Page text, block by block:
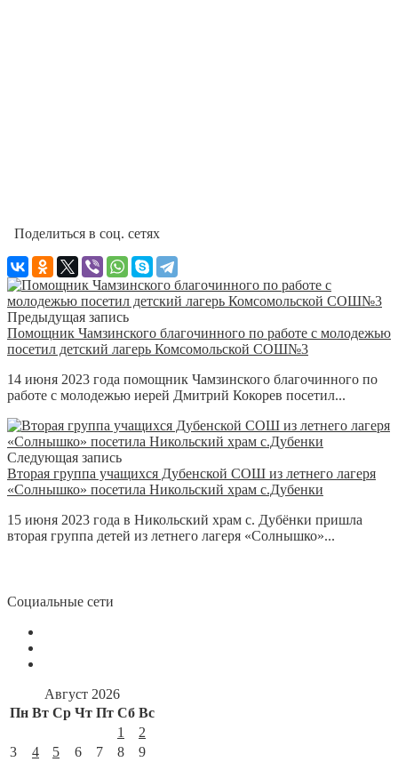
Поделиться в соц. сетях
Предыдущая запись
Помощник Чамзинского благочинного по работе с молодежью
посетил детский лагерь Комсомольской СОШ№3
14 июня 2023 года помощник Чамзинского благочинного по
работе с молодежью иерей Дмитрий Кокорев посетил...
Следующая запись
Вторая группа учащихся Дубенской СОШ из летнего лагеря
«Солнышко» посетила Никольский храм с.Дубенки
15 июня 2023 года в Никольский храм с. Дубёнки пришла
вторая группа детей из летнего лагеря «Солнышко»...
Социальные сети
Август 2026
Пн Вт Ср Чт Пт Сб Вс
1
2
3
4 5 6 7 8
9